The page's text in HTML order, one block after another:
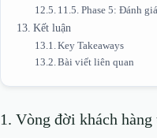
11.5. Phase 5: Đánh giá
Kết luận
Key Takeaways
Bài viết liên quan
1. Vòng đời khách